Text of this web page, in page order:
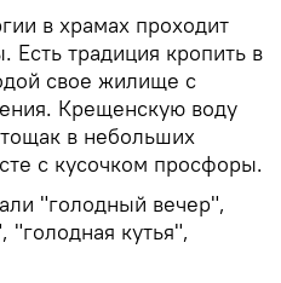
в храмах проходит
традиция кропить в
свое жилище с
Крещенскую воду
в небольших
с кусочком просфоры.
"голодный вечер",
кутья",